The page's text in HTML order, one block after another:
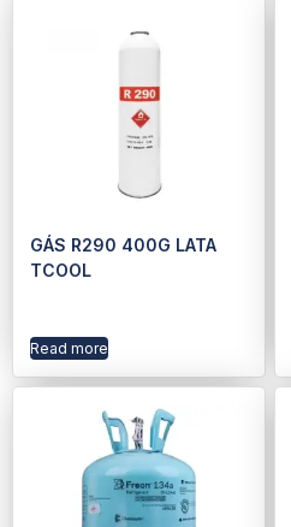
GÁS R290 400G LATA
TCOOL
Read more